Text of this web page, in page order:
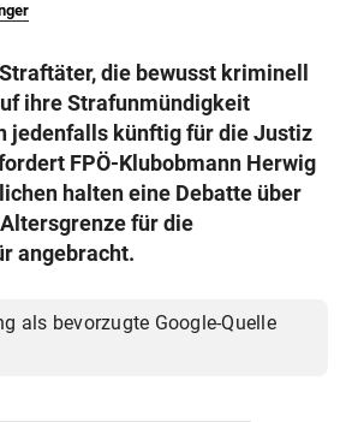
die bewusst kriminell
ihre Strafunmündigkeit
jedenfalls künftig für die Justiz
FPÖ-Klubobmann Herwig
halten eine Debatte über
für die
angebracht.
als bevorzugte Google-Quelle